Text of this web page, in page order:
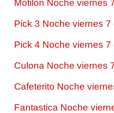
Motilon Noche viernes
Pick 3 Noche viernes
Pick 4 Noche viernes
Culona Noche viernes
Cafeterito Noche
Fantastica Noche